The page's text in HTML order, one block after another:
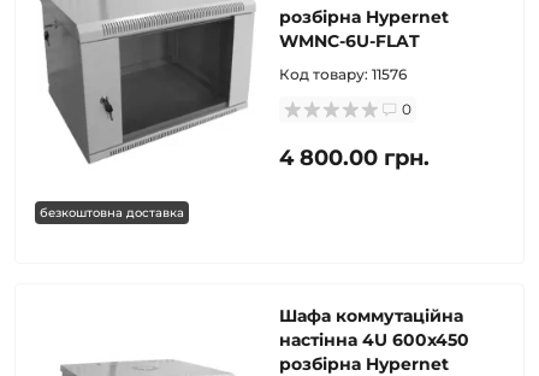
безкоштовна доставка
розбірна Hypernet
WMNC-6U-FLAT
Код товару: 11576
0
4 800.00 грн.
Шафа коммутаційна
настінна 4U 600x450
розбірна Hypernet